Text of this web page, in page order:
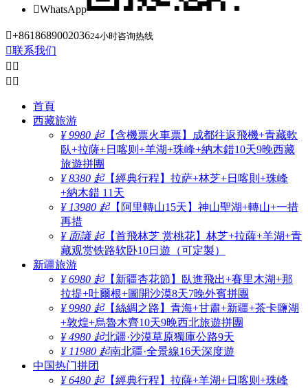
WhatsApp
+861868900203624小时咨询热线
联系我们
 
 
首頁
西藏旅游
¥ 9980 起【含機票火車票】成都往返飛機+青藏軟
臥+拉薩+日喀则+羊湖+珠峰+納木錯10天9晚西藏
旅遊拼團
¥ 8380 起【經典行程】拉萨+林芝+日喀則+珠峰
+納木錯 11天
¥ 13980 起【阿里轉山15天】神山聖湖+轉山+一措
再措
¥ 面議 起【首飛林芝 赏桃花】林芝+拉薩+羊湖+青
藏观赏铁路软卧10日遊（可定製）
新疆旅游
¥ 6980 起【新疆杏花節】臥進飛出+賽里木湖+那
拉提+吐爾根+圖開沙漠8天7晚外賓拼團
¥ 9980 起【絲綢之路】青海+甘肅+新疆+茶卡鹽湖
+敦煌+烏魯木齊10天9晚西北旅遊拼團
¥ 4980 起北疆·沙漠草原獨庫公路9天
¥ 11980 起南北疆·全景線16天深度遊
中国热门拼团
¥ 6480 起【經典行程】拉薩+羊湖+日喀则+珠峰